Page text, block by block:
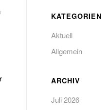
KATEGORIEN
Aktuell
Allgemein
ARCHIV
Juli 2026